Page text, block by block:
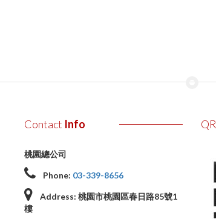
Contact Info
桃園總公司
Phone: 03-339-8656
Address: 桃園市桃園區春日路85號1
樓
QR